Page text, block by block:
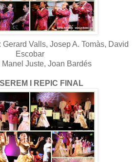
Valls, Josep A. Tomàs, David
Escobar
Manel Juste, Joan Bardés
I REPIC FINAL